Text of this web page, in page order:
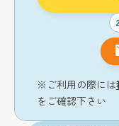
※ご利用の際には
をご確認下さい